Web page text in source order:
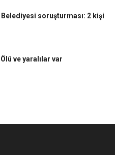
soruşturması: 2 kişi
ve yaralılar var